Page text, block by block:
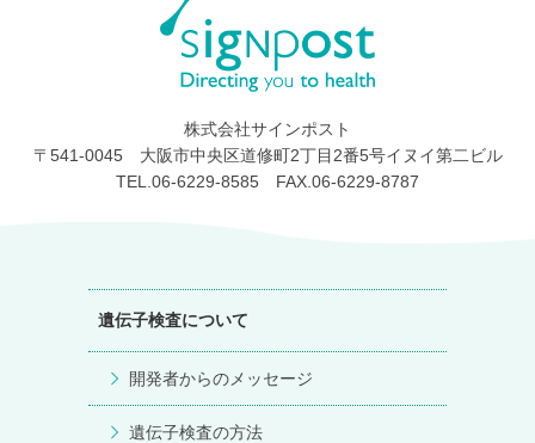
株式会社サインポスト
〒541-0045 大阪市中央区道修町2丁目2番5号イヌイ第二ビル
TEL.06-6229-8585 FAX.06-6229-8787
遺伝子検査について
開発者からのメッセージ
遺伝子検査の方法